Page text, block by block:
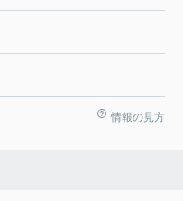
情報の見方